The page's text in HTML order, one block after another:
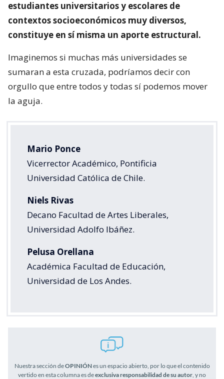
estudiantes universitarios y escolares de
contextos socioeconómicos muy diversos,
constituye en sí misma un aporte estructural.
Imaginemos si muchas más universidades se
sumaran a esta cruzada, podríamos decir con
orgullo que entre todos y todas sí podemos mover
la aguja.
Mario Ponce
Vicerrector Académico, Pontificia
Universidad Católica de Chile.
Niels Rivas
Decano Facultad de Artes Liberales,
Universidad Adolfo Ibáñez.
Pelusa Orellana
Académica Facultad de Educación,
Universidad de Los Andes.
Nuestra sección deOPINIÓNes un espacio abierto, por lo que el contenido
vertido en esta columna es deexclusiva responsabilidad de su autor , y no